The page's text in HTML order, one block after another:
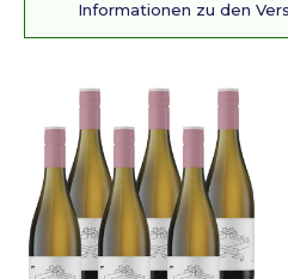
Informationen zu den